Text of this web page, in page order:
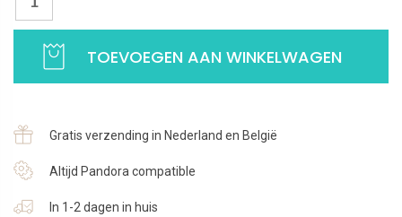
€32,95.€29,95.
|
925
Sterling
Zilver
TOEVOEGEN AAN WINKELWAGEN
Gratis verzending in Nederland en België
Altijd Pandora compatible
In 1-2 dagen in huis